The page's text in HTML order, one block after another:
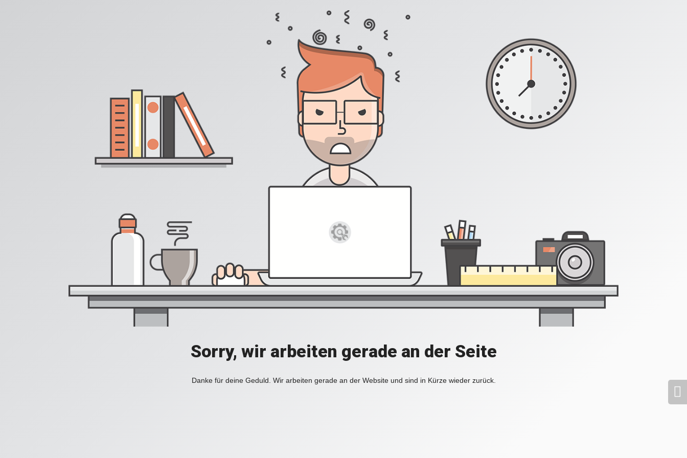
Sorry, wir arbeiten gerade an der Seite
Danke für deine Geduld. Wir arbeiten gerade an der Website und sind in Kürze wieder zurück.